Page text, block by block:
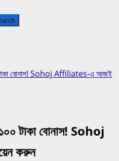
টাকা বোনাস! Sohoj Affiliates-এ আজই
টাকা বোনাস! Sohoj
করুন